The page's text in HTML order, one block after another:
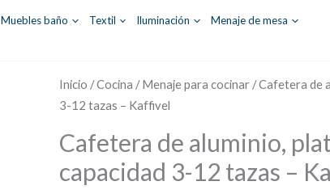
Muebles baño Textil Iluminación
Menaje de mesa
Inicio /Cocina /Menaje para cocinar / Cafetera de
3-12 tazas – Kaffivel
Cafetera de aluminio,
capacidad 3-12 tazas –